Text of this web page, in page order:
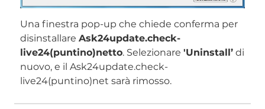
Una finestra pop-up che chiede conferma per
disinstallare Ask24update.check-
live24(puntino)netto. Selezionare 'Uninstall’di
nuovo, e il Ask24update.check-
live24(puntino)net sarà rimosso.